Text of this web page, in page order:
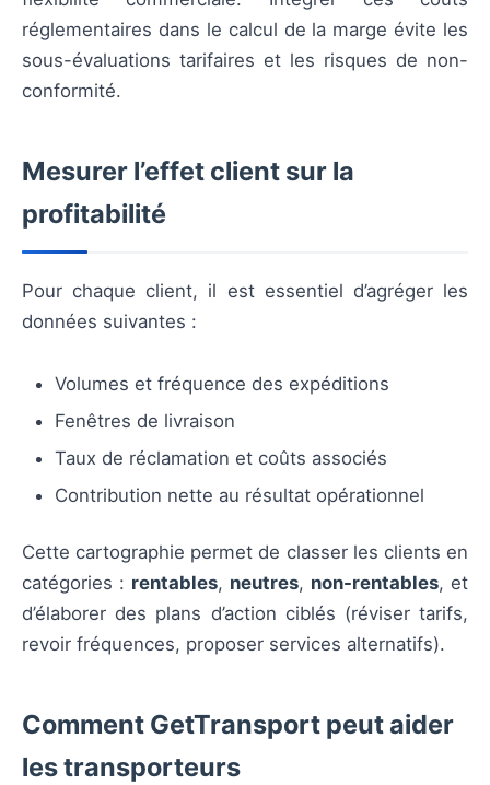
réglementaires dans le calcul de la marge évite les
sous-évaluations tarifaires et les risques de non-
conformité.
Mesurer l’effet client sur la
profitabilité
Pour chaque client, il est essentiel d’agréger les
données suivantes :
Volumes et fréquence des expéditions
Fenêtres de livraison
Taux de réclamation et coûts associés
Contribution nette au résultat opérationnel
Cette cartographie permet de classer les clients en
catégories : rentables, neutres, non-rentables, et
d’élaborer des plans d’action ciblés (réviser tarifs,
revoir fréquences, proposer services alternatifs).
Comment GetTransport peut aider
les transporteurs